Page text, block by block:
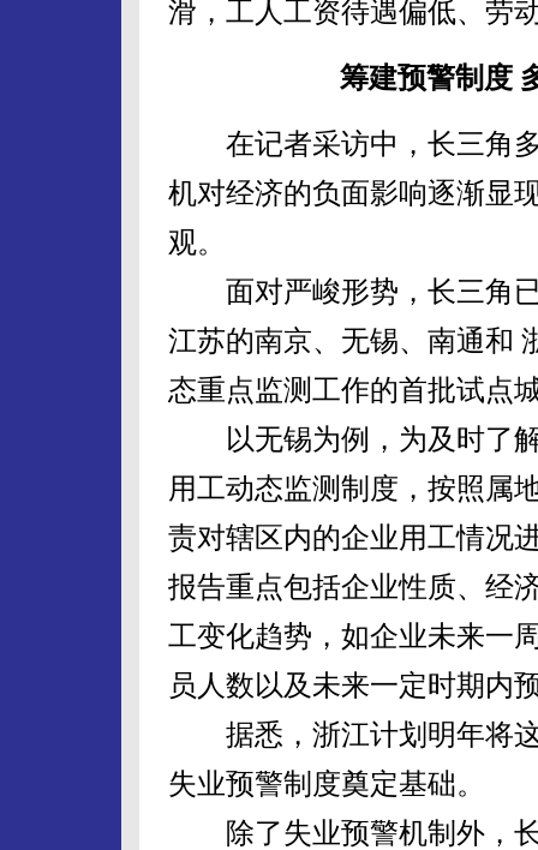
滑，工人工资待遇偏低、劳
筹建预警制度
在记者采访中，长三角多
机对经济的负面影响逐渐显
观。
面对严峻形势，长三角已
江苏的南京、无锡、南通和
态重点监测工作的首批试点
以无锡为例，为及时了解
用工动态监测制度，按照属
责对辖区内的企业用工情况
报告重点包括企业性质、经
工变化趋势，如企业未来一
员人数以及未来一定时期内
据悉，浙江计划明年将这
失业预警制度奠定基础。
除了失业预警机制外，长